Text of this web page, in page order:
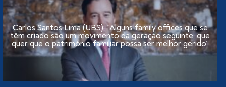
Carlos Santos Lima (UBS): “Alguns family offices que se
têm criado são um movimento da geração seguinte, que
quer que o património familiar possa ser melhor gerido”